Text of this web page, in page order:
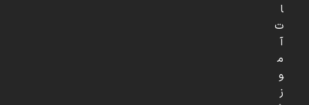
ا
ت
آ
م
و
ز